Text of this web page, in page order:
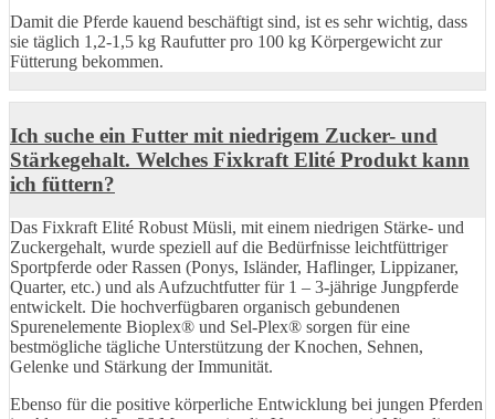
Damit die Pferde kauend beschäftigt sind, ist es sehr wichtig, dass
sie täglich 1,2-1,5 kg Raufutter pro 100 kg Körpergewicht zur
Fütterung bekommen.
Ich suche ein Futter mit niedrigem Zucker- und
Stärkegehalt. Welches Fixkraft Elité Produkt kann
ich füttern?
Das Fixkraft Elité Robust Müsli, mit einem niedrigen Stärke- und
Zuckergehalt, wurde speziell auf die Bedürfnisse leichtfüttriger
Sportpferde oder Rassen (Ponys, Isländer, Haflinger, Lippizaner,
Quarter, etc.) und als Aufzuchtfutter für 1 – 3-jährige Jungpferde
entwickelt. Die hochverfügbaren organisch gebundenen
Spurenelemente Bioplex® und Sel-Plex® sorgen für eine
bestmögliche tägliche Unterstützung der Knochen, Sehnen,
Gelenke und Stärkung der Immunität.
Ebenso für die positive körperliche Entwicklung bei jungen Pferden